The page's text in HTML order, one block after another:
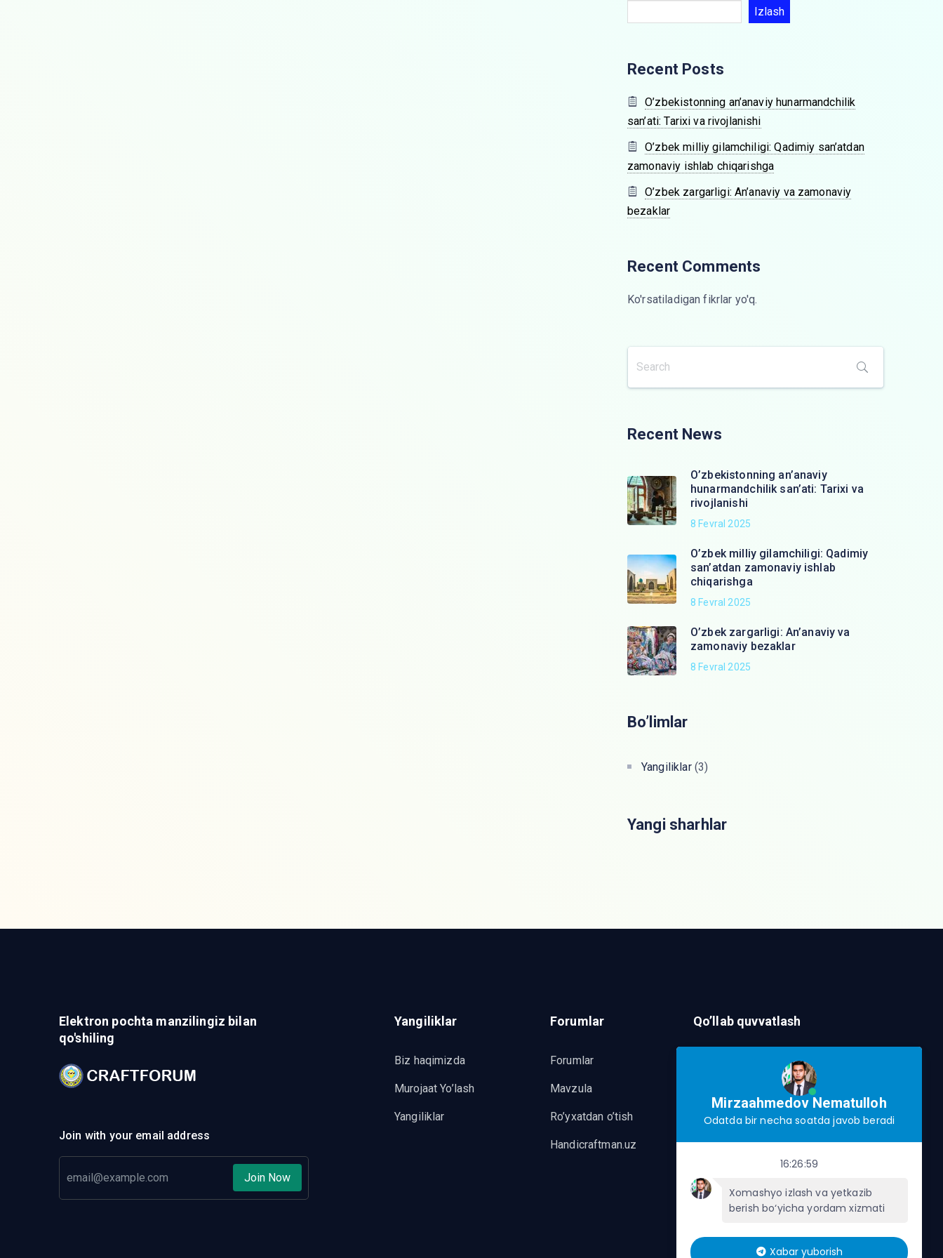
Izlash
Recent Posts
O’zbekistonning an’anaviy hunarmandchilik
san’ati: Tarixi va rivojlanishi
O’zbek milliy gilamchiligi: Qadimiy san’atdan
zamonaviy ishlab chiqarishga
O’zbek zargarligi: An’anaviy va zamonaviy
bezaklar
Recent Comments
Ko'rsatiladigan fikrlar yo'q.
Recent News
O’zbekistonning an’anaviy
hunarmandchilik san’ati: Tarixi va
rivojlanishi
8 Fevral 2025
O’zbek milliy gilamchiligi: Qadimiy
san’atdan zamonaviy ishlab
chiqarishga
8 Fevral 2025
O’zbek zargarligi: An’anaviy va
zamonaviy bezaklar
8 Fevral 2025
Bo’limlar
Yangiliklar(3)
Yangi sharhlar
Elektron pochta manzilingiz bilan
qo'shiling
Join with your email address
Join Now
Yangiliklar
Biz haqimizda
Murojaat Yo’lash
Yangiliklar
Forumlar
Forumlar
Mavzula
Ro’yxatdan o’tish
Handicraftman.uz
Qo’llab quvvatlash
Telegram orqalik murojaat yo’lash
Mirzaahmedov Nematulloh
Odatda bir necha soatda javob beradi
16:26:59
Xomashyo izlash va yetkazib
berish bo‘yicha yordam xizmati
Xabar yuborish